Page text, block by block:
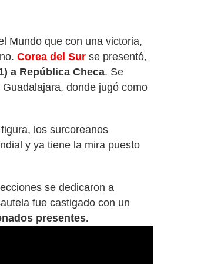
Mundo que con una victoria,
Corea del Sur se presentó,
a República Checa. Se
donde jugó como
los surcoreanos
y ya tiene la mira puesto
se dedicaron a
fue castigado con un
presentes.